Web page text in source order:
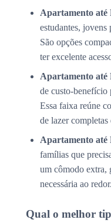
Apartamento até
estudantes,
São opções
ter excelente
Apartamento até
de custo-benefício
Essa faixa reúne
de lazer
Apartamento até
famílias que
um cômodo extra,
necessária ao redor.
Qual o melhor